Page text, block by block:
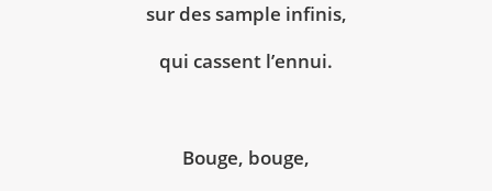
sur des sample infinis,
qui cassent l’ennui.
Bouge, bouge,